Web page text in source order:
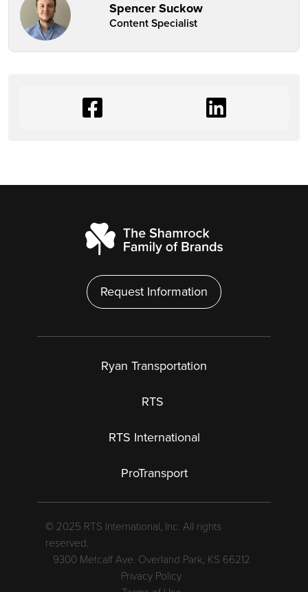
Spencer Suckow
Content Specialist
Request Information
Ryan Transportation
RTS
RTS International
ProTransport
© 2025 RTS International, Inc. All rights
reserved.
9300 Metcalf Ave. Overland Park, KS 66212
Privacy Policy